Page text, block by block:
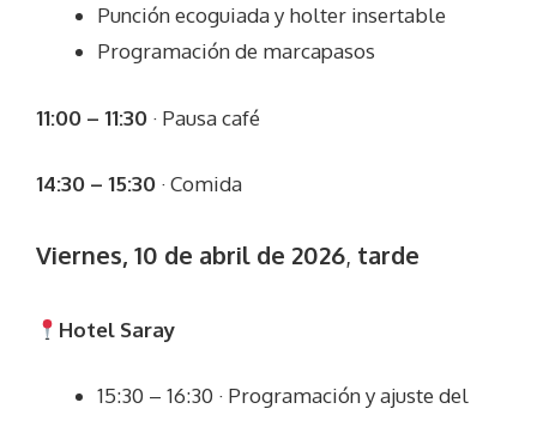
Punción ecoguiada y holter insertable
Programación de marcapasos
11:00 – 11:30 · Pausa café
14:30 – 15:30 · Comida
Viernes, 10 de abril de 2026, tarde
Hotel Saray
15:30 – 16:30 · Programación y ajuste del